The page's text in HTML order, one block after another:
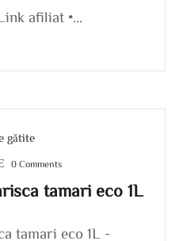
afiliat •...
tamari eco 1L
gătite
0 Comments
tamari eco 1L -